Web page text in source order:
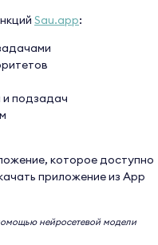
Sau.app:
и подзадач
которое доступно
приложение из App
нейросетевой модели